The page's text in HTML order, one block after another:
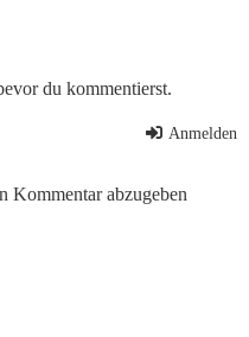
du kommentierst.
Anmelden
Kommentar abzugeben